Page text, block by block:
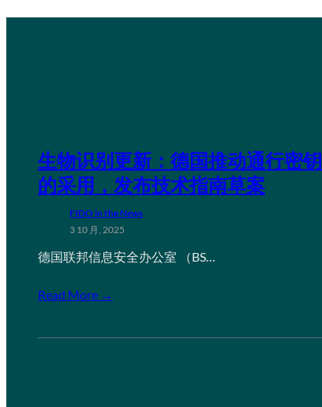
生物识别更新：德国推动通行密钥
的采用，发布技术指南草案
FIDO in the News
3 10 月, 2025
德国联邦信息安全办公室 （BS…
Read More →